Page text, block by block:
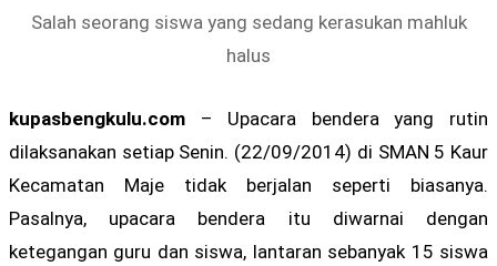
Salah seorang siswa yang sedang kerasukan mahluk
halus
kupasbengkulu.com – Upacara bendera yang rutin
dilaksanakan setiap Senin. (22/09/2014) di SMAN 5 Kaur
Kecamatan Maje tidak berjalan seperti biasanya.
Pasalnya, upacara bendera itu diwarnai dengan
ketegangan guru dan siswa, lantaran sebanyak 15 siswa